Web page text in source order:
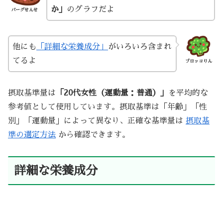
バーグせんせ
か」
のグラフだよ
ブロッコりん
他にも 「詳細な栄養成分」
がいろいろ含まれ
てるよ
摂取基準量は 「20代女性（運動量：普通）」
を平均的な
参考値として使用しています。摂取基準は「年齢」「性
別」「運動量」によって異なり、正確な基準量は 摂取基
準の選定方法 から確認できます。
詳細な栄養成分